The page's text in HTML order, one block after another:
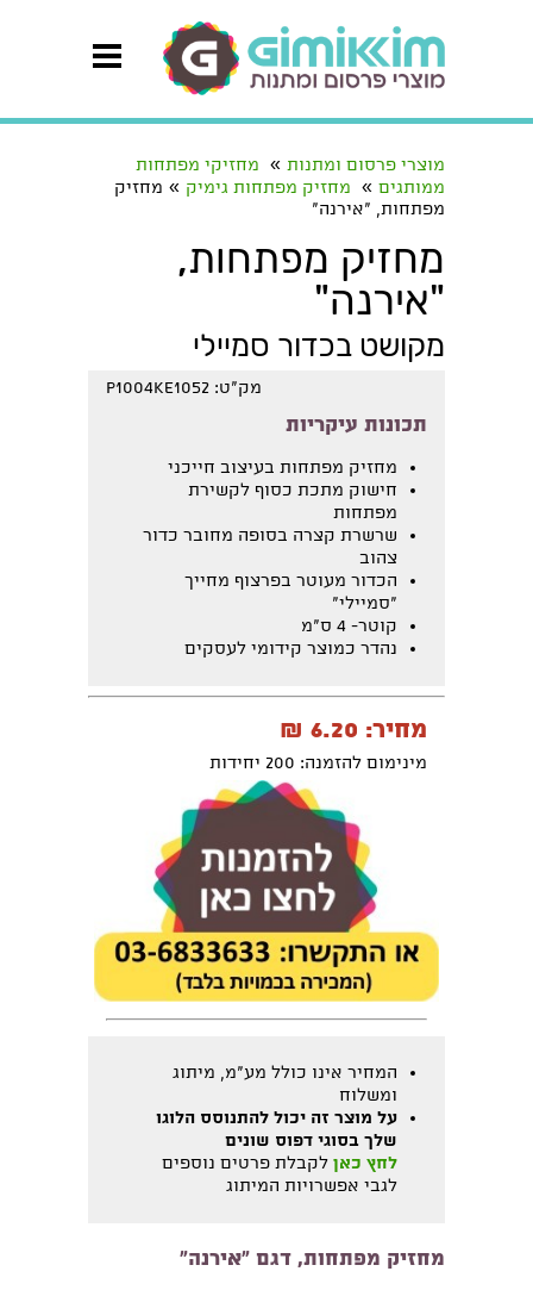
מוצרי פרסום ומתנות » מחזיקי מפתחות
ממותגים » מחזיק מפתחות גימיק » מחזיק
מפתחות, "אירנה"
מחזיק מפתחות,
"אירנה"
מקושט בכדור סמיילי
מק"ט: p1004KE1052
תכונות עיקריות
מחזיק מפתחות בעיצוב חייכני
חישוק מתכת כסוף לקשירת
מפתחות
שרשרת קצרה בסופה מחובר כדור
צהוב
הכדור מעוטר בפרצוף מחייך
"סמיילי"
קוטר- 4 ס"מ
נהדר כמוצר קידומי לעסקים
מחיר: 6.20 ₪
מינימום להזמנה: 200 יחידות
המחיר אינו כולל מע"מ, מיתוג
ומשלוח
על מוצר זה יכול להתנוסס הלוגו
שלך בסוגי דפוס שונים
לחץ כאן לקבלת פרטים נוספים
לגבי אפשרויות המיתוג
מחזיק מפתחות, דגם "אירנה"